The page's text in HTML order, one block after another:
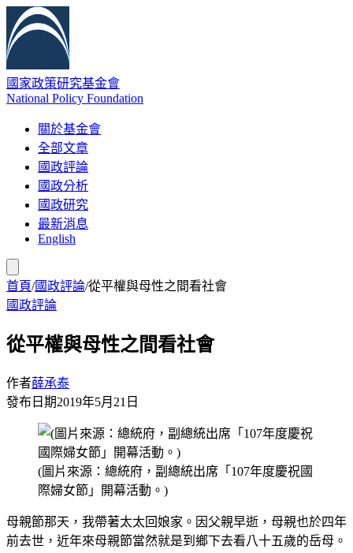
國家政策研究基金會
National Policy Foundation
關於基金會
全部文章
國政評論
國政分析
國政研究
最新消息
English
首頁/國政評論/從平權與母性之間看社會
國政評論
從平權與母性之間看社會
作者薛承泰
發布日期2019年5月21日
(圖片來源：總統府，副總統出席「107年度慶祝國
際婦女節」開幕活動。)
母親節那天，我帶著太太回娘家。因父親早逝，母親也於四年
前去世，近年來母親節當然就是到鄉下去看八十五歲的岳母。